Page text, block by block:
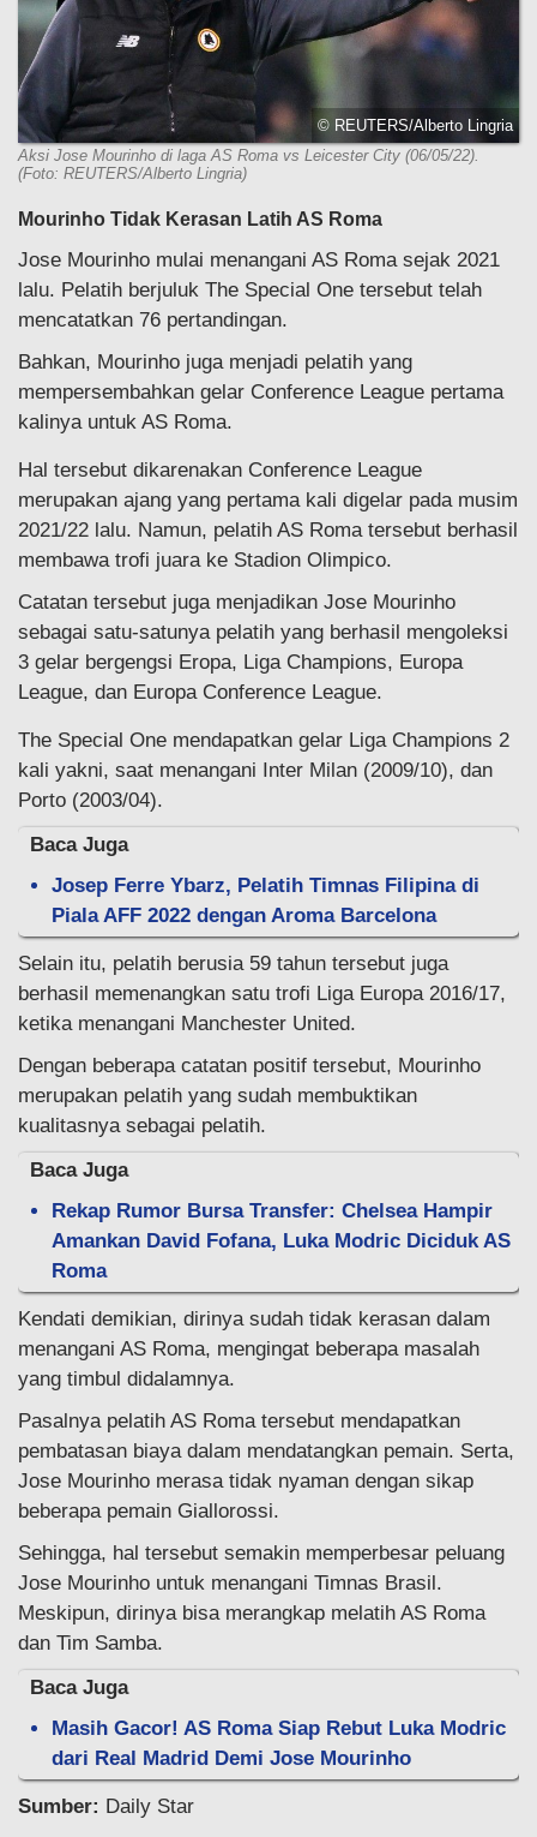
© REUTERS/Alberto Lingria
Aksi Jose Mourinho di laga AS Roma vs Leicester City (06/05/22).
(Foto: REUTERS/Alberto Lingria)
Mourinho Tidak Kerasan Latih AS Roma
Jose Mourinho mulai menangani AS Roma sejak 2021
lalu. Pelatih berjuluk The Special One tersebut telah
mencatatkan 76 pertandingan.
Bahkan, Mourinho juga menjadi pelatih yang
mempersembahkan gelar Conference League pertama
kalinya untuk AS Roma.
Hal tersebut dikarenakan Conference League
merupakan ajang yang pertama kali digelar pada musim
2021/22 lalu. Namun, pelatih AS Roma tersebut berhasil
membawa trofi juara ke Stadion Olimpico.
Catatan tersebut juga menjadikan Jose Mourinho
sebagai satu-satunya pelatih yang berhasil mengoleksi
3 gelar bergengsi Eropa, Liga Champions, Europa
League, dan Europa Conference League.
The Special One mendapatkan gelar Liga Champions 2
kali yakni, saat menangani Inter Milan (2009/10), dan
Porto (2003/04).
Baca Juga
Josep Ferre Ybarz, Pelatih Timnas Filipina di
Piala AFF 2022 dengan Aroma Barcelona
Selain itu, pelatih berusia 59 tahun tersebut juga
berhasil memenangkan satu trofi Liga Europa 2016/17,
ketika menangani Manchester United.
Dengan beberapa catatan positif tersebut, Mourinho
merupakan pelatih yang sudah membuktikan
kualitasnya sebagai pelatih.
Baca Juga
Rekap Rumor Bursa Transfer: Chelsea Hampir
Amankan David Fofana, Luka Modric Diciduk AS
Roma
Kendati demikian, dirinya sudah tidak kerasan dalam
menangani AS Roma, mengingat beberapa masalah
yang timbul didalamnya.
Pasalnya pelatih AS Roma tersebut mendapatkan
pembatasan biaya dalam mendatangkan pemain. Serta,
Jose Mourinho merasa tidak nyaman dengan sikap
beberapa pemain Giallorossi.
Sehingga, hal tersebut semakin memperbesar peluang
Jose Mourinho untuk menangani Timnas Brasil.
Meskipun, dirinya bisa merangkap melatih AS Roma
dan Tim Samba.
Baca Juga
Masih Gacor! AS Roma Siap Rebut Luka Modric
dari Real Madrid Demi Jose Mourinho
Sumber: Daily Star